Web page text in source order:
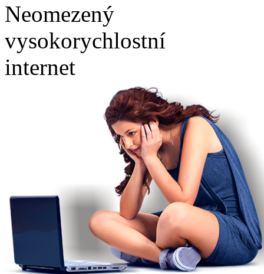
Neomezený
vysokorychlostní
internet